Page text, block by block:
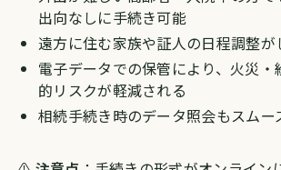
出向なしに手続き可能
遠方に住む家族や証人の日程調整が
電子データでの保管により、火災
的リスクが軽減される
相続手続き時のデータ照会もスムー